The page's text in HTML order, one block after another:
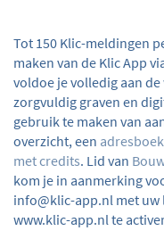
Tot 150 Klic-meldingen
maken van de Klic App
voldoe je volledig aan
zorgvuldig graven en
gebruik te maken van
overzicht, een
met credits. Lid van
kom je in aanmerking
info@klic-app.nl met
www.klic-app.nl te